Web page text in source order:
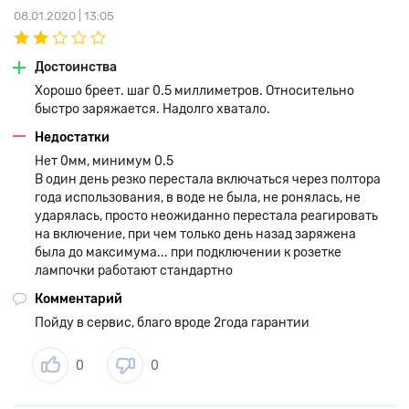
08.01.2020 | 13:05
Достоинства
Хорошо бреет. шаг 0.5 миллиметров. Относительно
быстро заряжается. Надолго хватало.
Недостатки
Нет 0мм, минимум 0.5
В один день резко перестала включаться через полтора
года использования, в воде не была, не ронялась, не
ударялась, просто неожиданно перестала реагировать
на включение, при чем только день назад заряжена
была до максимума... при подключении к розетке
лампочки работают стандартно
Комментарий
Пойду в сервис, благо вроде 2года гарантии
0 0